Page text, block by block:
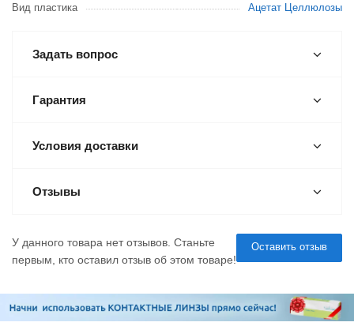
Вид пластика
Ацетат Целлюлозы
Задать вопрос
Гарантия
Условия доставки
Отзывы
Оставить отзыв
У данного товара нет отзывов. Станьте
первым, кто оставил отзыв об этом товаре!